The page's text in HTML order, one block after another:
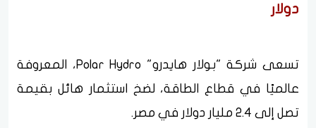
دولار
تسعى شركة "بولار هايدرو" Polar Hydro، المعروفة
عالميًا في قطاع الطاقة، لضخ استثمار هائل بقيمة
تصل إلى 2.4 مليار دولار في مصر.